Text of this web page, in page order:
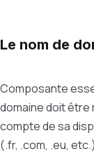
Le nom de
Composante
domaine doit être
compte de sa
(.fr, .com, .eu,